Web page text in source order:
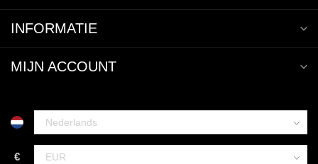
INFORMATIE
MIJN ACCOUNT
€